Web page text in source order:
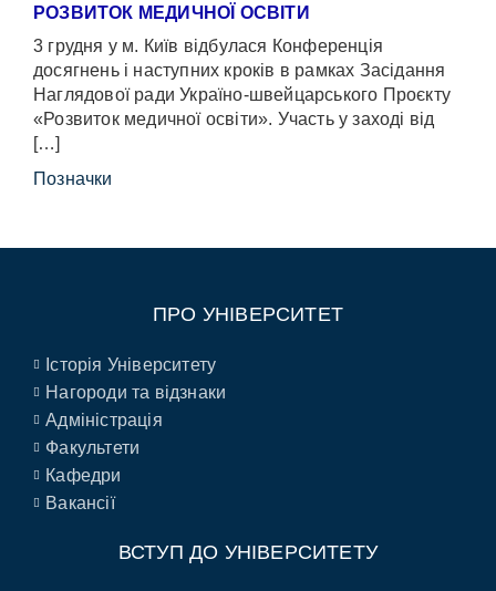
РОЗВИТОК МЕДИЧНОЇ ОСВІТИ
3 грудня у м. Київ відбулася Конференція
досягнень і наступних кроків в рамках Засідання
Наглядової ради Україно-швейцарського Проєкту
«Розвиток медичної освіти». Участь у заході від
[…]
Позначки
ПРО УНІВЕРСИТЕТ
Історія Університету
Нагороди та відзнаки
Адміністрація
Факультети
Кафедри
Вакансії
ВСТУП ДО УНІВЕРСИТЕТУ